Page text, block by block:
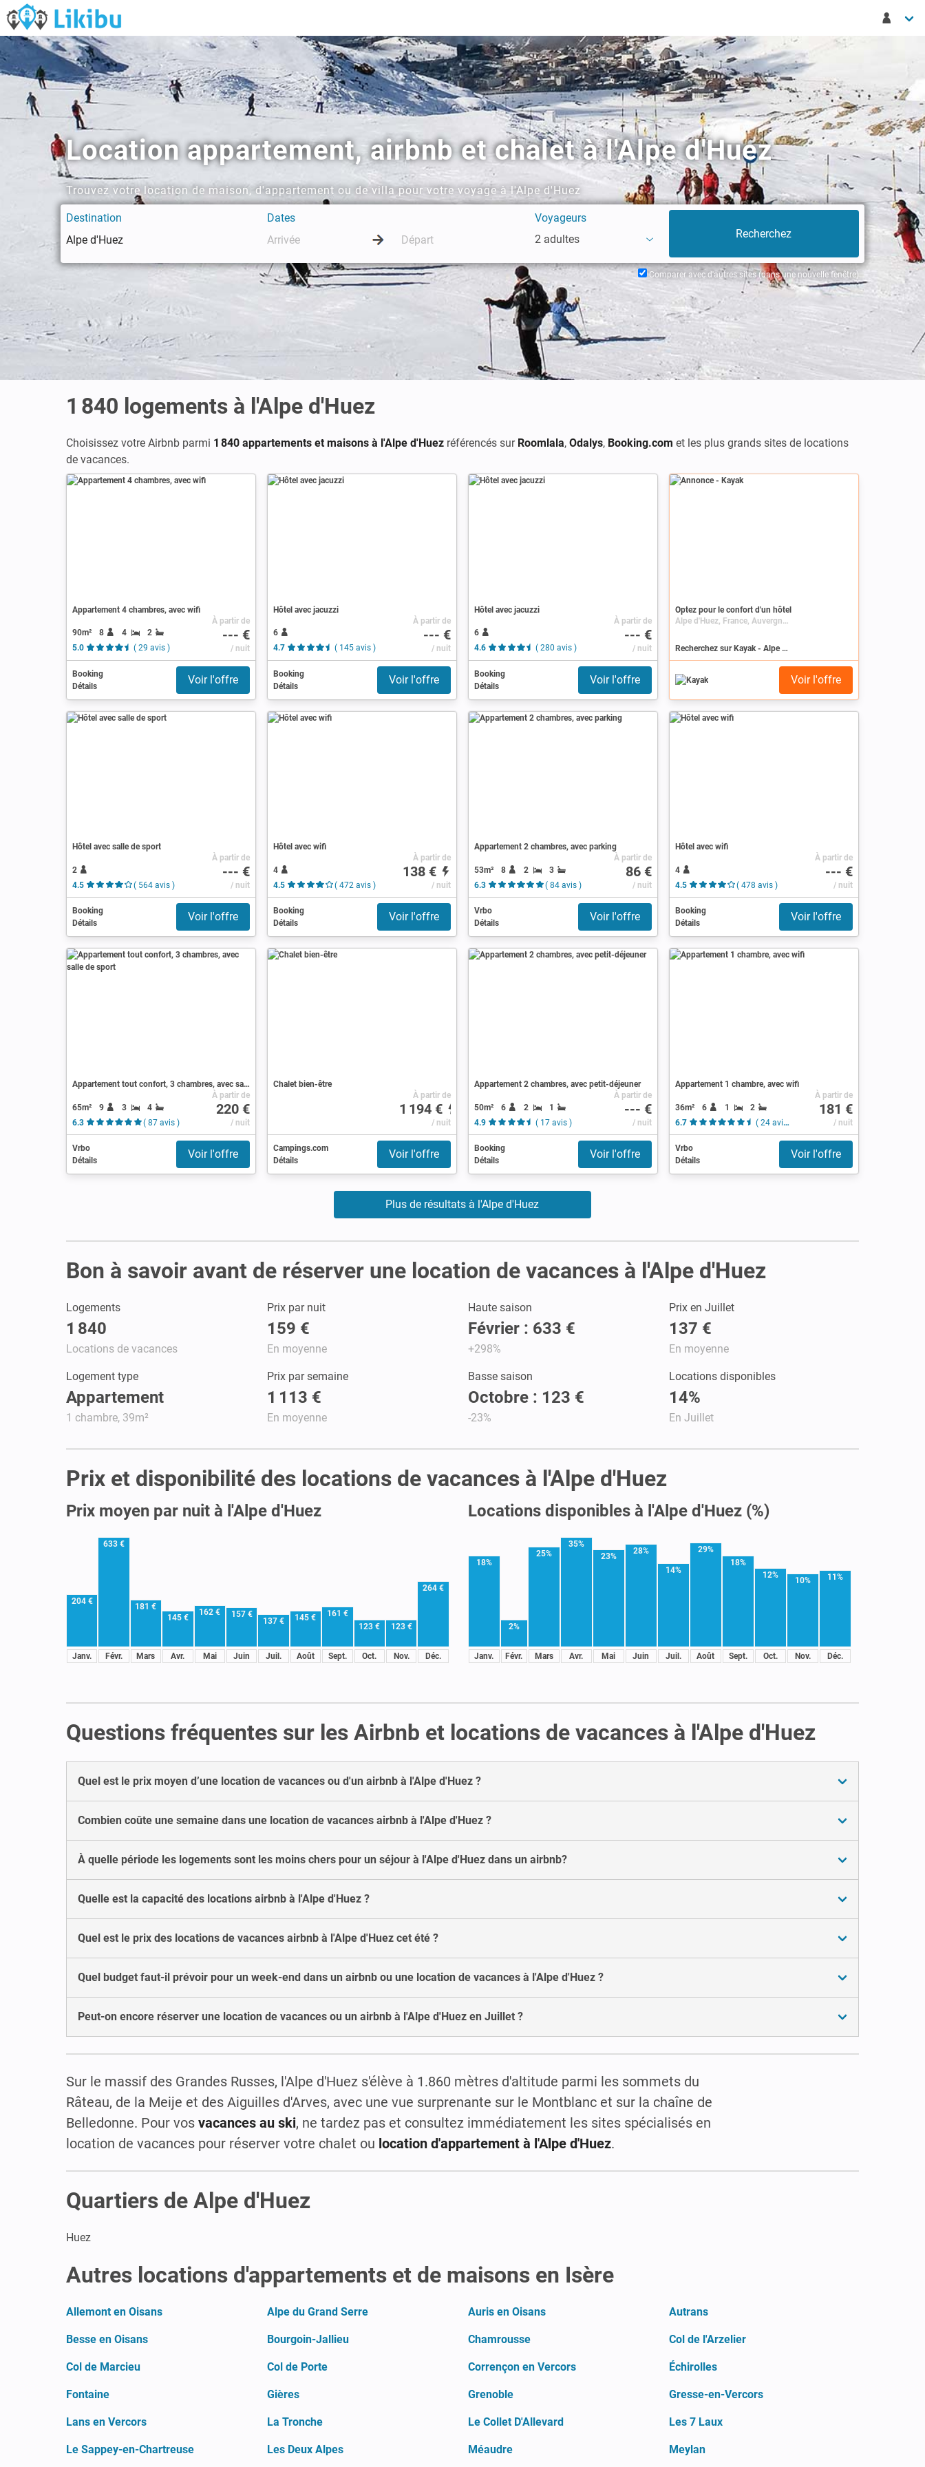
Location appartement, airbnb et chalet à l'Alpe d'Huez
Trouvez votre location de maison, d'appartement ou de villa pour votre voyage à l'Alpe d'Huez
Destination Dates
Voyageurs
2 adultes
Comparer avec d'autres sites (dans une nouvelle fenêtre)
1 840 logements à l'Alpe d'Huez
Choisissez votre Airbnb parmi 1 840 appartements et maisons à l'Alpe d'Huez référencés sur Roomlala, Odalys, Booking.com et les plus grands sites de locations
de vacances.
Appartement 4 chambres, avec wifi
90m² 8 4
2
5.0
( 29 avis )
À partir de
--- €
/ nuit
Booking
Détails
Voir l'offre
Hôtel avec jacuzzi
6
4.7
( 145 avis )
À partir de
--- €
/ nuit
Booking
Détails
Voir l'offre
Hôtel avec jacuzzi
6
4.6
( 280 avis )
À partir de
--- €
/ nuit
Booking
Détails
Voir l'offre
Annonce
Optez pour le confort d'un hôtel
Alpe d'Huez, France, Auvergne-Rhône-Alpes, Rhône-Alpes, Isère
Recherchez sur Kayak - Alpe d'Huez
Voir l'offre
Hôtel avec salle de sport
2
4.5
( 564 avis )
À partir de
--- €
/ nuit
Booking
Détails
Voir l'offre
Hôtel avec wifi
4
4.5
( 472 avis )
À partir de
138 €
/ nuit
Booking
Détails
Voir l'offre
Appartement 2 chambres, avec parking
53m² 8 2
3
6.3
( 84 avis )
À partir de
86 €
/ nuit
Vrbo
Détails
Voir l'offre
Hôtel avec wifi
4
4.5
( 478 avis )
À partir de
--- €
/ nuit
Booking
Détails
Voir l'offre
Appartement tout confort, 3 chambres, avec salle de sport
65m² 9 3
4
6.3
( 87 avis )
À partir de
220 €
/ nuit
Vrbo
Détails
Voir l'offre
Chalet bien-être
À partir de
1 194 €
/ nuit
Campings.com
Détails
Voir l'offre
Appartement 2 chambres, avec petit-déjeuner
50m² 6 2
1
4.9
( 17 avis )
À partir de
--- €
/ nuit
Booking
Détails
Voir l'offre
Appartement 1 chambre, avec wifi
36m² 6 1
2
6.7
( 24 avis )
À partir de
181 €
/ nuit
Vrbo
Détails
Voir l'offre
Plus de résultats à l'Alpe d'Huez
Bon à savoir avant de réserver une location de vacances à l'Alpe d'Huez
Logements
1 840
Locations de vacances
Prix par nuit
159 €
En moyenne
Haute saison
Février : 633 €
+298%
Prix en Juillet
137 €
En moyenne
Logement type
Appartement
1 chambre, 39m²
Prix par semaine
1 113 €
En moyenne
Basse saison
Octobre : 123 €
-23%
Locations disponibles
14%
En Juillet
Prix et disponibilité des locations de vacances à l'Alpe d'Huez
Prix moyen par nuit à l'Alpe d'Huez
204 €
Janv.
633 €
Févr.
181 €
Mars
145 €
Avr.
162 €
Mai
157 €
Juin
137 €
Juil.
145 €
Août
161 €
Sept.
123 €
Oct.
123 €
Nov.
264 €
Déc.
Locations disponibles à l'Alpe d'Huez (%)
18%
Janv.
2%
Févr.
25%
Mars
35%
Avr.
23%
Mai
28%
Juin
14%
Juil.
29%
Août
18%
Sept.
12%
Oct.
10%
Nov.
11%
Déc.
Questions fréquentes sur les Airbnb et locations de vacances à l'Alpe d'Huez
Quel est le prix moyen d’une location de vacances ou d'un airbnb à l'Alpe d'Huez ?
Combien coûte une semaine dans une location de vacances airbnb à l'Alpe d'Huez ?
À quelle période les logements sont les moins chers pour un séjour à l'Alpe d'Huez dans un airbnb?
Quelle est la capacité des locations airbnb à l'Alpe d'Huez ?
Quel est le prix des locations de vacances airbnb à l'Alpe d'Huez cet été ?
Quel budget faut-il prévoir pour un week-end dans un airbnb ou une location de vacances à l'Alpe d'Huez ?
Peut-on encore réserver une location de vacances ou un airbnb à l'Alpe d'Huez en Juillet ?
Sur le massif des Grandes Russes, l'Alpe d'Huez s'élève à 1.860 mètres d'altitude parmi les sommets du
Râteau, de la Meije et des Aiguilles d'Arves, avec une vue surprenante sur le Montblanc et sur la chaîne de
Belledonne. Pour vos vacances au ski, ne tardez pas et consultez immédiatement les sites spécialisés en
location de vacances pour réserver votre chalet ou location d'appartement à l'Alpe d'Huez.
Quartiers de Alpe d'Huez
Huez
Autres locations d'appartements et de maisons en Isère
Allemont en Oisans Alpe du Grand Serre Auris en Oisans Autrans
Besse en Oisans Bourgoin-Jallieu Chamrousse Col de l'Arzelier
Col de Marcieu Col de Porte Corrençon en Vercors Échirolles
Fontaine Gières Grenoble Gresse-en-Vercors
Lans en Vercors La Tronche Le Collet D'Allevard Les 7 Laux
Le Sappey-en-Chartreuse Les Deux Alpes Méaudre Meylan